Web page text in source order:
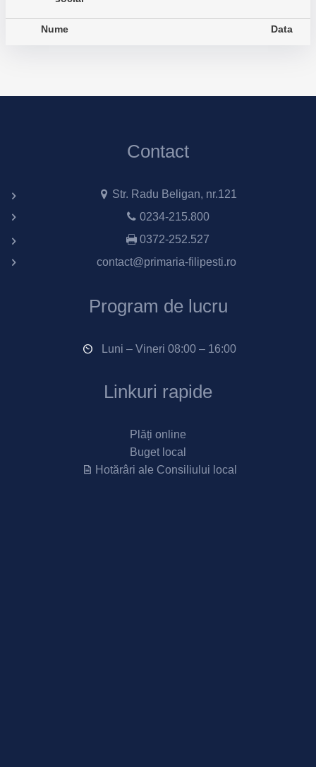
Nume Data
Contact
Str. Radu Beligan, nr.121
0234-215.800
0372-252.527
contact@primaria-filipesti.ro
Program de lucru
Luni – Vineri 08:00 – 16:00
Linkuri rapide
Plăți online
Buget local
Hotărâri ale Consiliului local